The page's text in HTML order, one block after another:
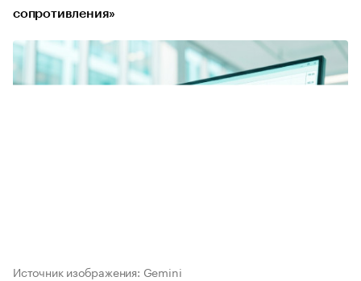
сопротивления»
Источник изображения: Gemini